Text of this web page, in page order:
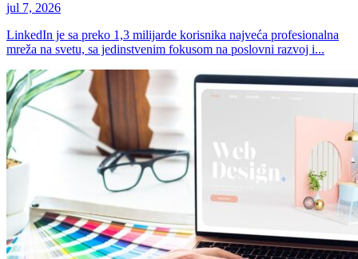
jul 7, 2026
LinkedIn je sa preko 1,3 milijarde korisnika najveća profesionalna
mreža na svetu, sa jedinstvenim fokusom na poslovni razvoj i...